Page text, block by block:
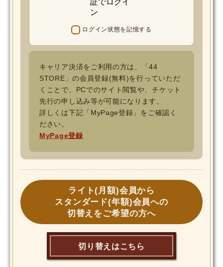
ログイン状態を記憶する
キャリア決済をご利用の方は、「44
STORE」の会員登録(無料)を行っていただ
くことで、PCでのサイト閲覧や、チケット
先行の申し込み等が可能になります。
詳しくは下記「MyPage登録」をご確認く
ださい。
MyPage登録
ライト(月額)会員から
スタンダード(年額)会員への
切替えをご希望の方へ
切り替えはこちら